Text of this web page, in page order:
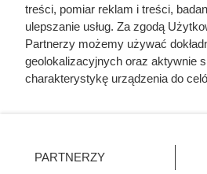
treści, pomiar reklam i treści,
ulepszanie usług. Za zgodą
Partnerzy możemy używać
geolokalizacyjnych oraz aktywnie
charakterystykę urządzenia do
zmienić/wycofać klikając przycisk
znajdujący się w lewym dolnym
PARTNERZY